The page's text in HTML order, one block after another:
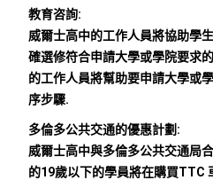
教育咨詢:
威爾士高中的工作人員將協助學
確選修符合申請大學或學院要求
的工作人員將幫助要申請大學或
序步驟.
多倫多公共交通的優惠計劃:
威爾士高中與多倫多公共交通局
的19歲以下的學員將在購買TTC